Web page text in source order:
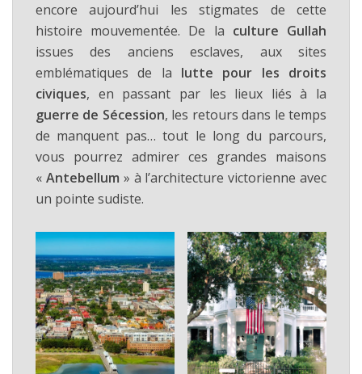
encore aujourd’hui les stigmates de cette
histoire mouvementée. De la culture Gullah
issues des anciens esclaves, aux sites
emblématiques de la lutte pour les droits
civiques, en passant par les lieux liés à la
guerre de Sécession, les retours dans le temps
de manquent pas… tout le long du parcours,
vous pourrez admirer ces grandes maisons
« Antebellum » à l’architecture victorienne avec
un pointe sudiste.